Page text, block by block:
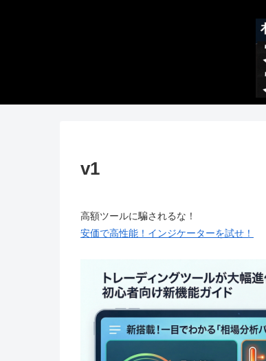
v1
高額ツールに騙されるな！
安価で高性能！インジケーターを試せ！